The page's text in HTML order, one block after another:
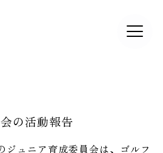
の活動報告
ュニア育成委員会は、ゴルフ